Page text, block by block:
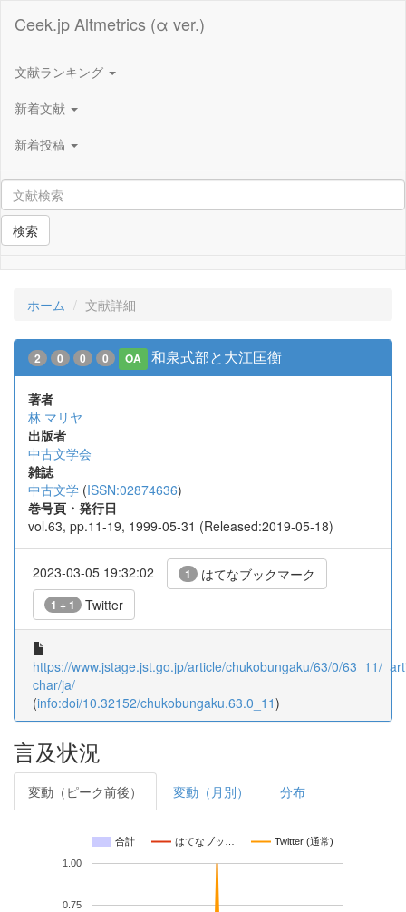
Ceek.jp Altmetrics (α ver.)
文献ランキング
新着文献
新着投稿
検索
ホーム 文献詳細
2 0 0 0 OA 和泉式部と大江匡衡
著者
林 マリヤ
出版者
中古文学会
雑誌
中古文学 (ISSN:02874636)
巻号頁・発行日
vol.63, pp.11-19, 1999-05-31 (Released:2019-05-18)
2023-03-05 19:32:02 1 はてなブックマーク
1 + 1 Twitter
https://www.jstage.jst.go.jp/article/chukobungaku/63/0/63_11/
char/ja/
(info:doi/10.32152/chukobungaku.63.0_11)
言及状況
変動（ピーク前後） 変動（月別） 分布
合計 はてなブッ… Twitter (通常)
0.75
1.00